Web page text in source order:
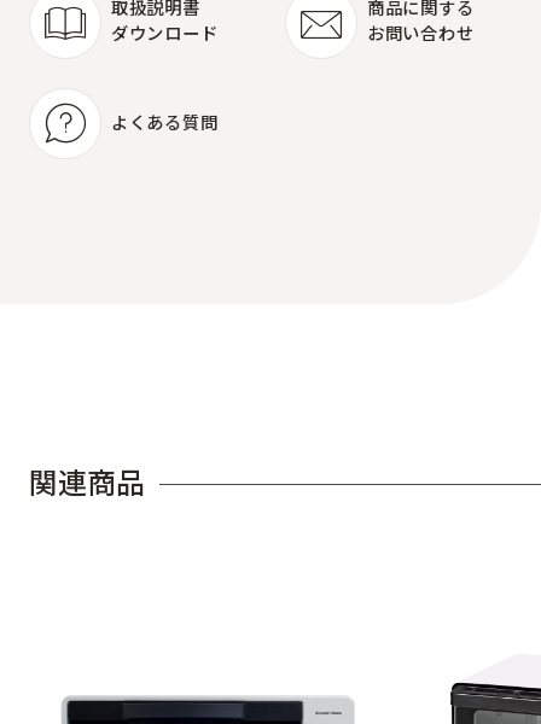
取扱説明書
ダウンロード
商品に関する
お問い合わせ
よくある質問
関連商品